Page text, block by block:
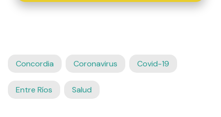
Concordia Coronavirus Covid-19
Entre Ríos Salud